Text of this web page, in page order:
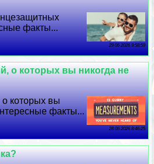
факты...
29 06 2026 9:58:59
о которых вы никогда не
которых вы
факты...
28 06 2026 8:46:25